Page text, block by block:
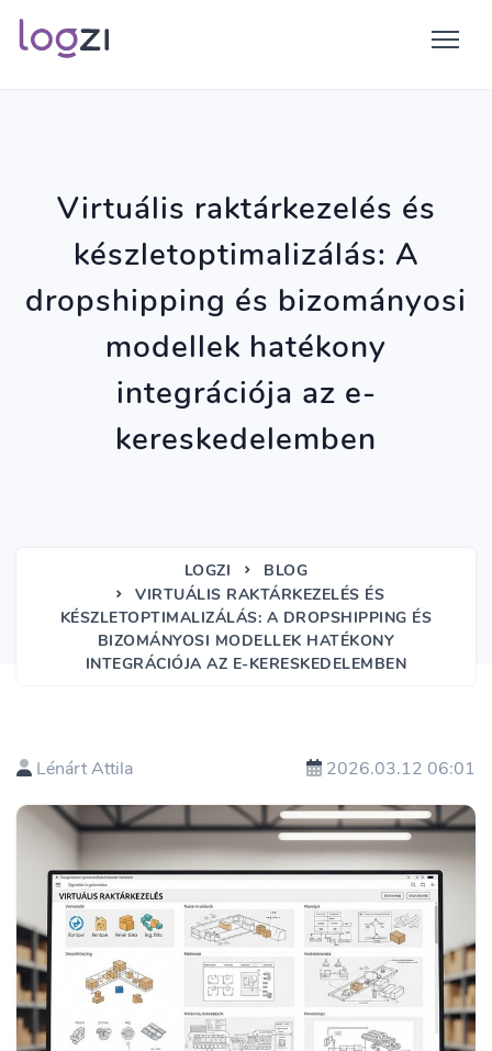
Virtuális raktárkezelés és
készletoptimalizálás: A
dropshipping és bizományosi
modellek hatékony
integrációja az e-
kereskedelemben
LOGZI
BLOG
VIRTUÁLIS RAKTÁRKEZELÉS ÉS
KÉSZLETOPTIMALIZÁLÁS: A DROPSHIPPING ÉS
BIZOMÁNYOSI MODELLEK HATÉKONY
INTEGRÁCIÓJA AZ E-KERESKEDELEMBEN
Lénárt Attila 2026.03.12 06:01